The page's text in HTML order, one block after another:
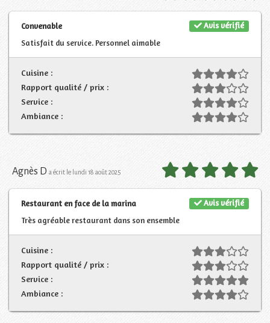
Avis vérifié
Convenable
Satisfait du service. Personnel aimable
Cuisine :
Rapport qualité / prix :
Service :
Ambiance :
Agnès D a écrit le lundi 18 août 2025
Avis vérifié
Restaurant en face de la marina
Très agréable restaurant dans son ensemble
Cuisine :
Rapport qualité / prix :
Service :
Ambiance :